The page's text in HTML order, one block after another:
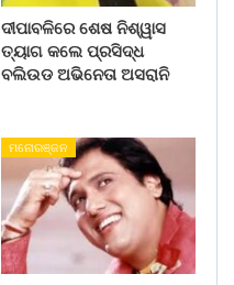
ଦୀପାବଳିରେ ଶେଷ ନିଶ୍ୱାସ
ତ୍ୟାଗ କଲେ ପ୍ରସିଦ୍ଧ
ବଲିଉଡ ଅଭିନେତା ଅସରାନି
ମନୋରଞ୍ଜନ